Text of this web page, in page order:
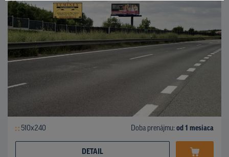
510x240 Doba prenájmu: od 1 mesiaca
DETAIL